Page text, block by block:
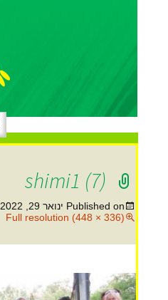
shimi1 (7)
Published on ינואר 29, 2022
Full resolution (448 × 336)